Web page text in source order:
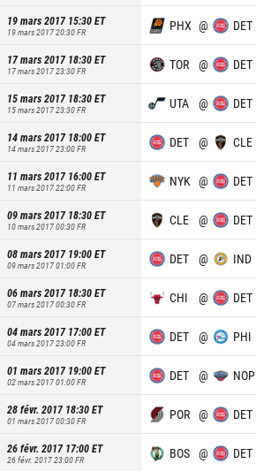
19 mars 2017 15:30ET
19 mars 2017 20:30FR PHX @ DET
17 mars 2017 18:30ET
17 mars 2017 23:30FR TOR @ DET
15 mars 2017 18:30ET
15 mars 2017 23:30FR UTA @ DET
14 mars 2017 18:00ET
14 mars 2017 23:00FR DET @ CLE
11 mars 2017 16:00ET
11 mars 2017 22:00FR NYK @ DET
09 mars 2017 18:30ET
10 mars 2017 00:30FR CLE @ DET
08 mars 2017 19:00ET
09 mars 2017 01:00FR DET @ IND
06 mars 2017 18:30ET
07 mars 2017 00:30FR CHI @ DET
04 mars 2017 17:00ET
04 mars 2017 23:00FR DET @ PHI
01 mars 2017 19:00ET
02 mars 2017 01:00FR DET @ NOP
28 févr. 2017 18:30ET
01 mars 2017 00:30FR POR @ DET
26 févr. 2017 17:00ET
26 févr. 2017 23:00FR BOS @ DET